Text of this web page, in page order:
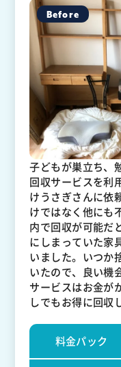
子どもが巣立ち、
回収サービスを利
けうさぎさんに依
けではなく他にも
内で回収が可能だ
にしまっていた家
いました。いつか
いたので、良い機
サービスはお金が
しでもお得に回収
料金パック